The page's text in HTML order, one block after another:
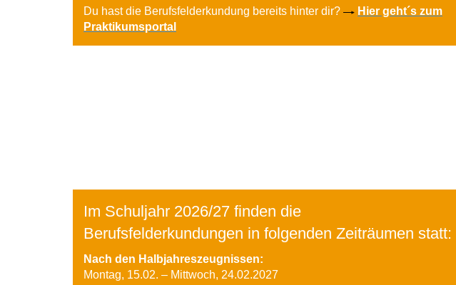
Du hast die Berufsfelderkundung bereits hinter dir?
Hier geht´s zum
Praktikumsportal
Im Schuljahr 2026/27 finden die
Berufsfelderkundungen in folgenden Zeiträumen statt:
Nach den Halbjahreszeugnissen:
Montag, 15.02. – Mittwoch, 24.02.2027